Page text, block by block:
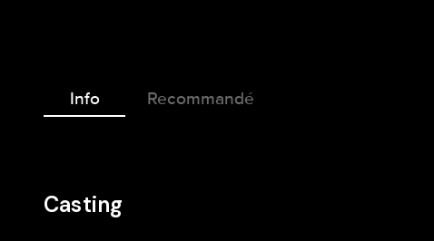
Info Recommandé
Casting